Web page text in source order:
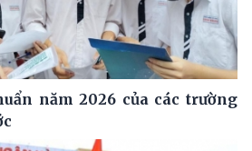
năm 2026 của các trường